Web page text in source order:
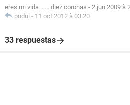
eres mi vida .......diez coronas - 2 jun 2009 à
pudul - 11 oct 2012 à 03:20
33 respuestas